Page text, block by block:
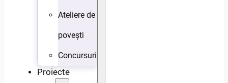
Ateliere de
povești
Concursuri
Proiecte